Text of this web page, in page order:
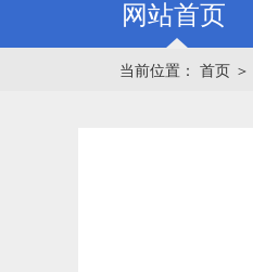
网站首页
当前位置： 首页 ＞